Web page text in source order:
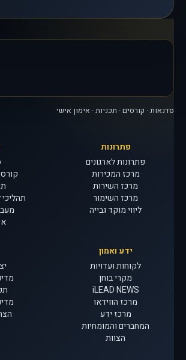
סדנאות · קורסים · תכניות · אימון אישי
פתרונות
פתרונות לארגונים
מרכז המכירות
מרכז השירות
מרכז השימור
ליווי מוקד גבייה
ידע ואמון
לקוחות ועדויות
מקרי בוחן
iLEAD NEWS
מרכז הווידאו
מרכז ידע
המחברים והמומחיות
הצוות